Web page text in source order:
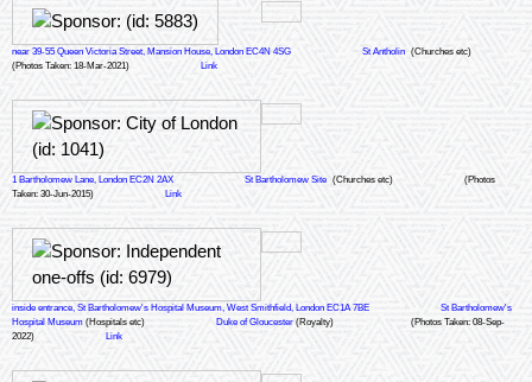
near 39-55 Queen Victoria Street, Mansion House, London EC4N 4SG St Antholin (Churches etc)
(Photos Taken: 18-Mar-2021)
Link
1 Bartholomew Lane, London EC2N 2AX St Bartholomew Site (Churches etc)
(Photos
Taken: 30-Jun-2015)
Link
inside entrance, St Bartholomew's Hospital Museum, West Smithfield, London EC1A 7BE
St Bartholomew's
Hospital Museum (Hospitals etc) Duke of Gloucester (Royalty)
(Photos Taken: 08-Sep-
2022)
Link